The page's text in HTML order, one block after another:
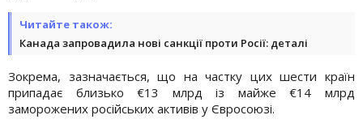
Читайте також:
Канада запровадила нові санкції проти Росії: деталі
Зокрема, зазначається, що на частку цих шести країн
припадає близько €13 млрд із майже €14 млрд
заморожених російських активів у Євросоюзі.